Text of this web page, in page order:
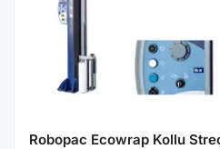
Robopac Ecowrap Kollu